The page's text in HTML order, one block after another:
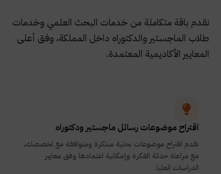
نقدم باقة متكاملة من خدمات البحث العلمي وخدمات
طلاب الماجستير والدكتوراه داخل المملكة، وفق أعلى
المعايير الأكاديمية المعتمدة.
اقتراح موضوعات رسائل ماجستير ودكتوراه
نقدم اقتراح موضوعات بحثية مبتكرة ومتوافقة مع تخصصك،
مع مراعاة حداثة الفكرة وإمكانية اعتمادها وفق معايير
الدراسات العليا.